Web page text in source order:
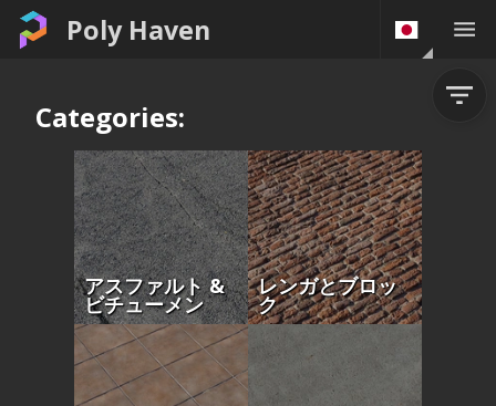
Poly Haven
Categories:
アスファルト &
ビチューメン
レンガとブロッ
ク